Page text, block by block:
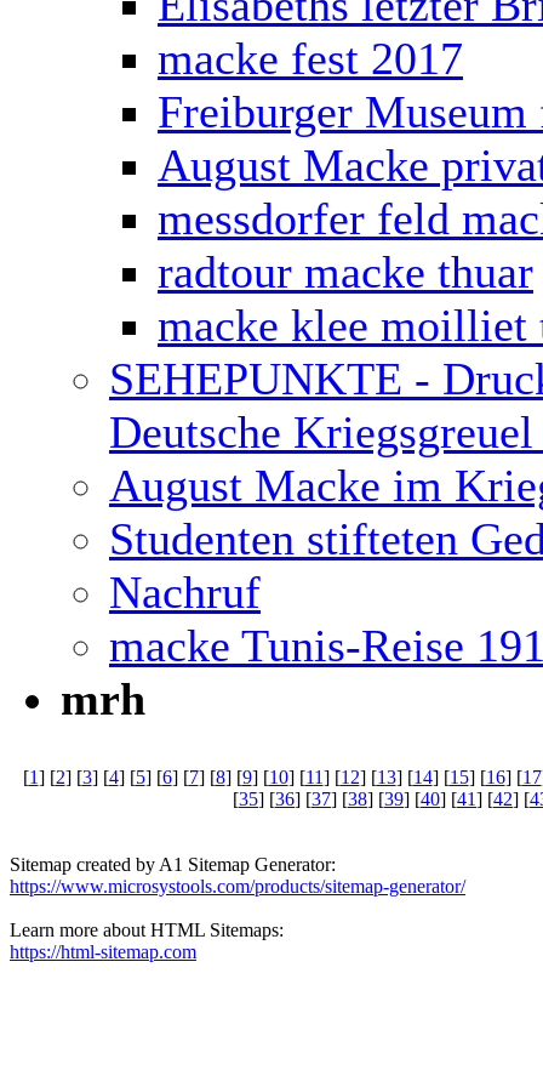
macke fest 2017
Freiburger
August Macke
messdorfer feld
radtour macke thuar
macke klee moilliet
SEHEPUNKTE -
Deutsche
August Macke im
Studenten stifteten
Nachruf
macke Tunis-Reise
mrh
[1] [2] [3] [4] [5] [6] [7] [8] [9] [10] [11] [12] [13] [14] [15] [16] [17
[35] [36] [37] [38] [39] [40] [41] [42] [
Sitemap created by A1 Sitemap Generator:
https://www.microsystools.com/products/sitemap-generator/
Learn more about HTML Sitemaps:
https://html-sitemap.com